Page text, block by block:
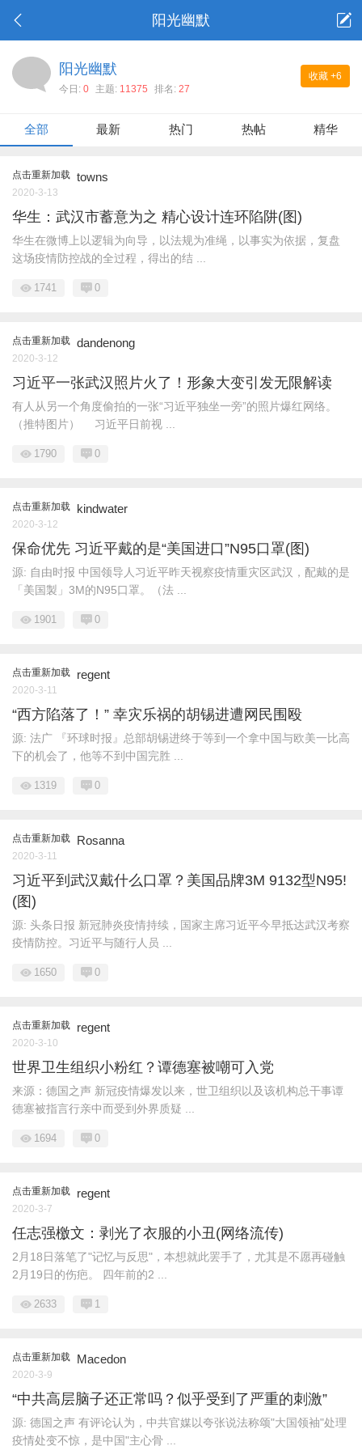
阳光幽默
收藏 +6
阳光幽默
今日: 0 主题: 11375 排名: 27
全部 最新 热门 热帖 精华
点击重新加载 towns
2020-3-13
华生：武汉市蓄意为之 精心设计连环陷阱(图)
华生在微博上以逻辑为向导，以法规为准绳，以事实为依据，复盘
这场疫情防控战的全过程，得出的结 ...
1741 0
点击重新加载 dandenong
2020-3-12
习近平一张武汉照片火了！形象大变引发无限解读
有人从另一个角度偷拍的一张“习近平独坐一旁”的照片爆红网络。
（推特图片） 习近平日前视 ...
1790 0
点击重新加载 kindwater
2020-3-12
保命优先 习近平戴的是“美国进口”N95口罩(图)
源: 自由时报 中国领导人习近平昨天视察疫情重灾区武汉，配戴的是
「美国製」3M的N95口罩。（法 ...
1901 0
点击重新加载 regent
2020-3-11
“西方陷落了！” 幸灾乐祸的胡锡进遭网民围殴
源: 法广 『环球时报』总部胡锡进终于等到一个拿中国与欧美一比高
下的机会了，他等不到中国完胜 ...
1319 0
点击重新加载 Rosanna
2020-3-11
习近平到武汉戴什么口罩？美国品牌3M 9132型N95!
(图)
源: 头条日报 新冠肺炎疫情持续，国家主席习近平今早抵达武汉考察
疫情防控。习近平与随行人员 ...
1650 0
点击重新加载 regent
2020-3-10
世界卫生组织小粉红？谭德塞被嘲可入党
来源：德国之声 新冠疫情爆发以来，世卫组织以及该机构总干事谭
德塞被指言行亲中而受到外界质疑 ...
1694 0
点击重新加载 regent
2020-3-7
任志强檄文：剥光了衣服的小丑(网络流传)
2月18日落笔了"记忆与反思"，本想就此罢手了，尤其是不愿再碰触
2月19日的伤疤。 四年前的2 ...
2633 1
点击重新加载 Macedon
2020-3-9
“中共高层脑子还正常吗？似乎受到了严重的刺激”
源: 德国之声 有评论认为，中共官媒以夸张说法称颂"大国领袖"处理
疫情处变不惊，是中国"主心骨 ...